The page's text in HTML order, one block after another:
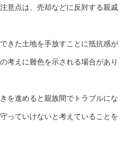
意点は、売却などに反対する親戚
きた土地を手放すことに抵抗感が
考えに難色を示される場合があり
を進めると親族間でトラブルにな
っていけないと考えていることを